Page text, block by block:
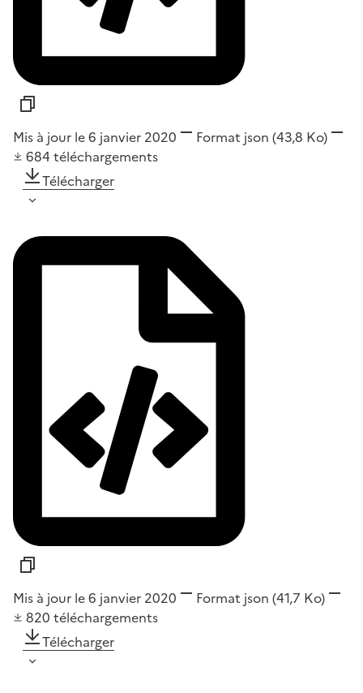
Mis à jour le 6 janvier 2020 Format json (43,8 Ko)
684 téléchargements
Télécharger
Mis à jour le 6 janvier 2020 Format json (41,7 Ko)
820 téléchargements
Télécharger